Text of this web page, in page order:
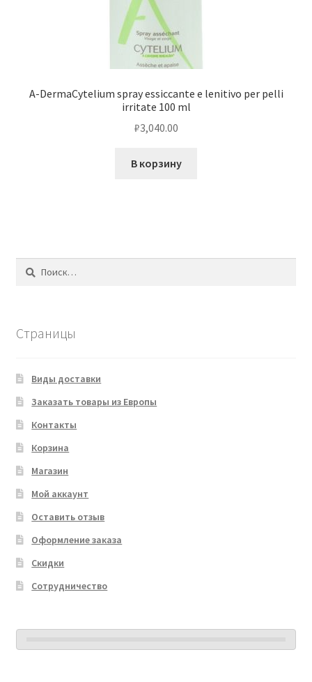
A-DermaCytelium spray essiccante e lenitivo per pelli
irritate 100 ml
₽3,040.00
В корзину
Найти:
Страницы
Виды доставки
Заказать товары из Европы
Контакты
Корзина
Магазин
Мой аккаунт
Оставить отзыв
Оформление заказа
Скидки
Сотрудничество